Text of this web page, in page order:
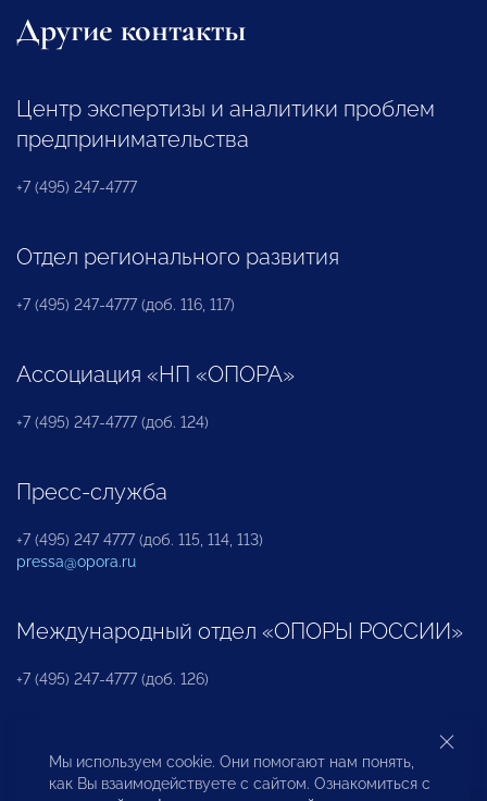
Другие контакты
Центр экспертизы и аналитики проблем
предпринимательства
+7 (495) 247-4777
Отдел регионального развития
+7 (495) 247-4777 (доб. 116, 117)
Ассоциация «НП «ОПОРА»
+7 (495) 247-4777 (доб. 124)
Пресс-служба
+7 (495) 247 4777 (доб. 115, 114, 113)
pressa@opora.ru
Международный отдел «ОПОРЫ РОССИИ»
+7 (495) 247-4777 (доб. 126)
Бюро по защите прав предпринимателей и
инвесторов
Мы используем cookie. Они помогают нам понять,
как Вы взаимодействуете с сайтом. Ознакомиться с